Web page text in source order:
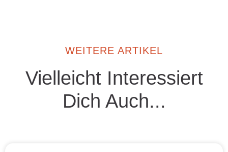
WEITERE ARTIKEL
Vielleicht Interessiert
Dich Auch...